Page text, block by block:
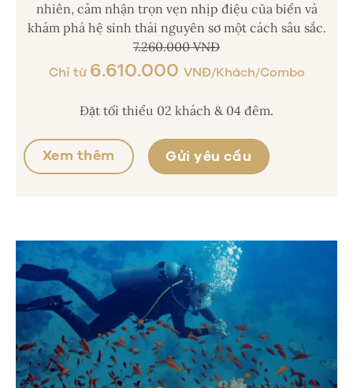
nhiên, cảm nhận trọn vẹn nhịp điệu của biển và
khám phá hệ sinh thái nguyên sơ một cách sâu sắc.
7.260.000 VNĐ
Chỉ từ 6.610.000 VNĐ/Khách/Combo
Đặt tối thiểu 02 khách & 04 đêm.
Xem thêm Gửi yêu cầu